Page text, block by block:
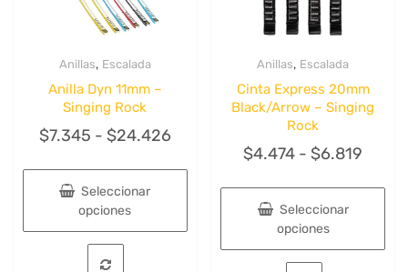
Anillas, Escalada
Anilla Dyn 11mm –
Singing Rock
$7.345 - $24.426Rango
precios:
$7.345
Seleccionar
opciones
Este
producto
Anillas, Escalada
Cinta Express 20mm
Black/Arrow – Singing
Rock
$4.474 - $6.819
Seleccionar
opciones
Este